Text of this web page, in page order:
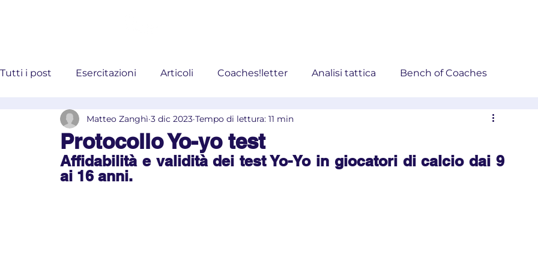
Tutti i post Esercitazioni Articoli Coaches!letter Analisi tattica Bench of Coaches
#AllenamentoCognitivo #Allenamento
Protocollo Yo-yo test
Matteo Zanghì 3 dic 2023 Tempo di lettura: 11 min
Affidabilità e validità dei test Yo-Yo in giocatori di calcio dai 9
ai 16 anni.